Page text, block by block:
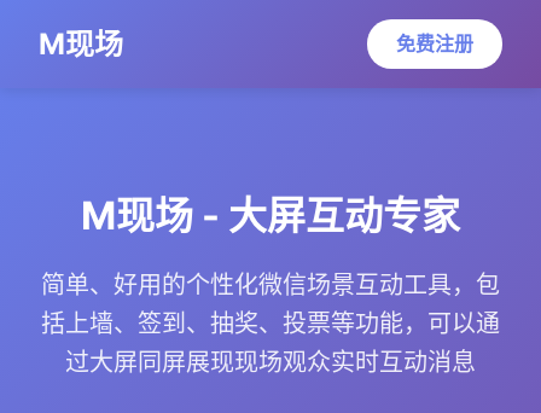
M现场 免费注册
M现场 - 大屏互动专家
简单、好用的个性化微信场景互动工具，包
括上墙、签到、抽奖、投票等功能，可以通
过大屏同屏展现现场观众实时互动消息